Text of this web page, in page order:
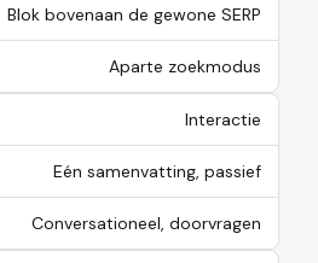
Blok bovenaan de gewone SERP
Aparte zoekmodus
Interactie
Eén samenvatting, passief
Conversationeel, doorvragen